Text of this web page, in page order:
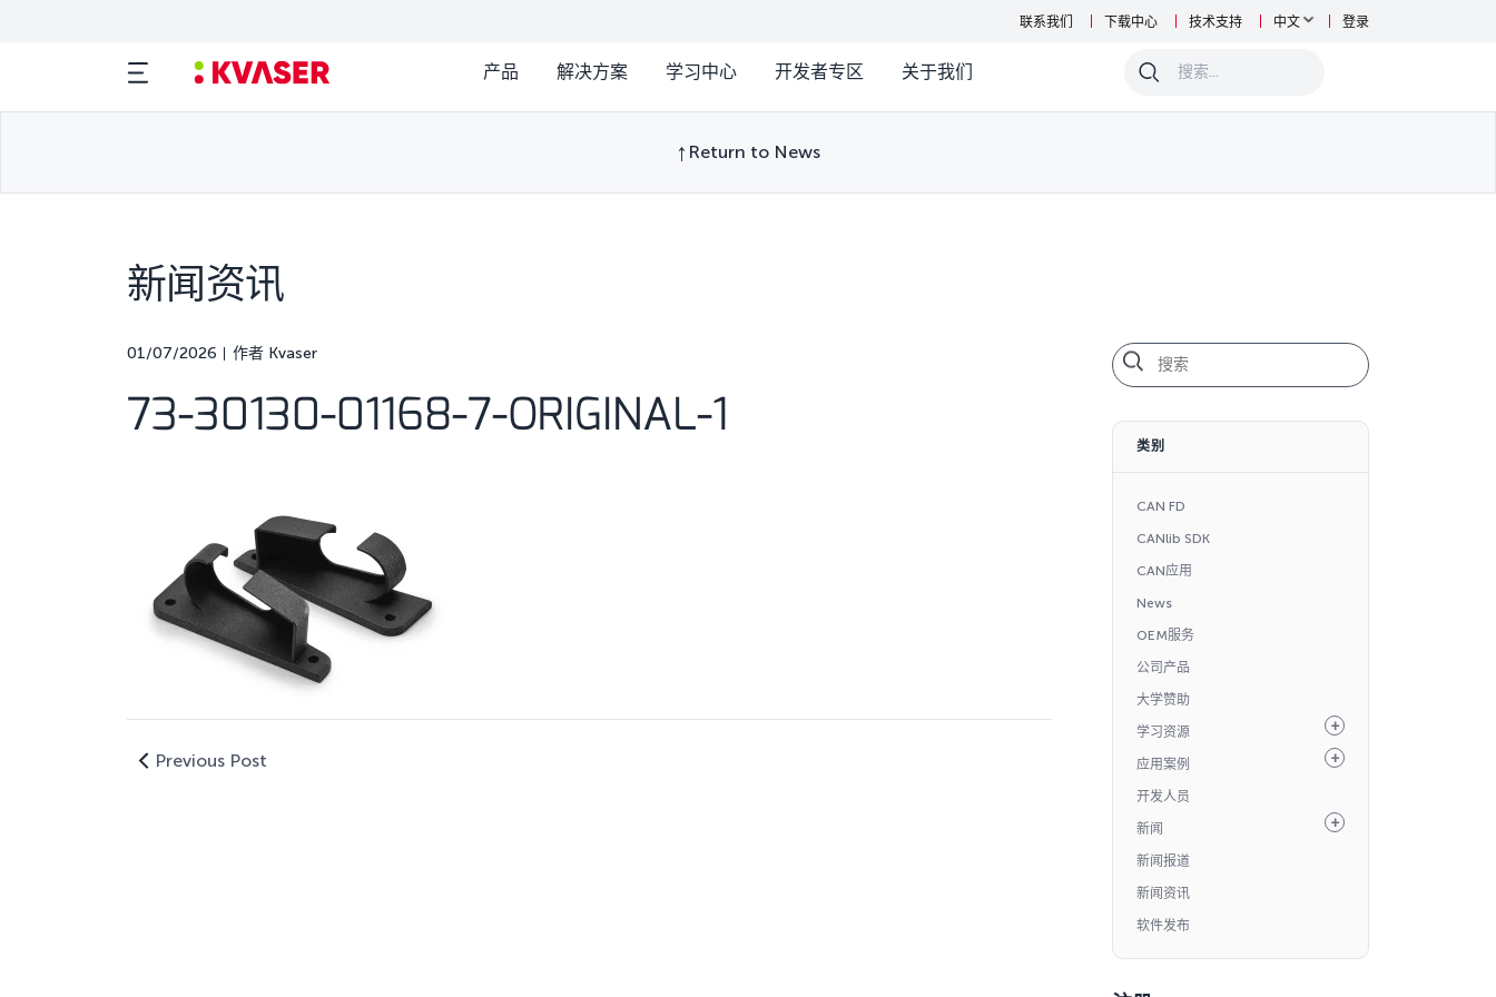
联系我们 下载中心 技术支持 中文 登录
产品 解决方案 学习中心 开发者专区 关于我们 0
Return to News
新闻资讯
01/07/2026 作者 Kvaser
73-30130-01168-7-ORIGINAL-1
Previous Post
类别
CAN FD
CANlib SDK
CAN应用
News
OEM服务
公司产品
大学赞助
学习资源
应用案例
开发人员
新闻
新闻报道
新闻资讯
软件发布